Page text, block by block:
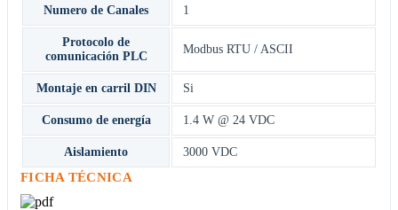
Numero de Canales 1
Protocolo de
comunicación PLC
Modbus RTU / ASCII
Montaje en carril DIN Si
Consumo de energía 1.4 W @ 24 VDC
Aislamiento 3000 VDC
FICHA TÉCNICA